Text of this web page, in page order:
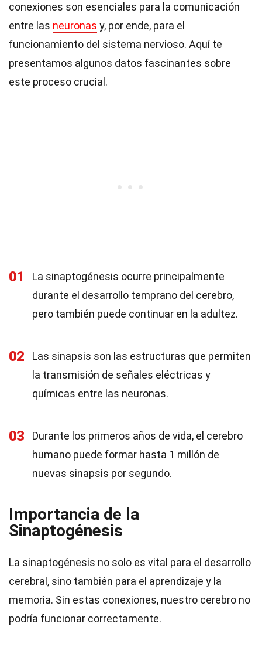
conexiones son esenciales para la comunicación
entre las neuronas y, por ende, para el
funcionamiento del sistema nervioso. Aquí te
presentamos algunos datos fascinantes sobre
este proceso crucial.
01
La sinaptogénesis ocurre principalmente
durante el desarrollo temprano del cerebro,
pero también puede continuar en la adultez.
02
Las sinapsis son las estructuras que permiten
la transmisión de señales eléctricas y
químicas entre las neuronas.
03
Durante los primeros años de vida, el cerebro
humano puede formar hasta 1 millón de
nuevas sinapsis por segundo.
Importancia de la
Sinaptogénesis
La sinaptogénesis no solo es vital para el desarrollo
cerebral, sino también para el aprendizaje y la
memoria. Sin estas conexiones, nuestro cerebro no
podría funcionar correctamente.